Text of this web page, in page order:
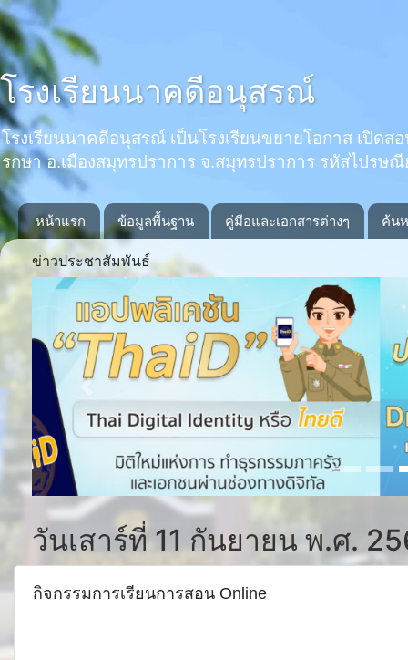
โรงเรียนนาคดีอนุสรณ์
โรงเรียนนาคดีอนุสรณ์ เป็นโรงเรียนขยายโอกาส เปิ
รกษา อ.เมืองสมุทรปราการ จ.สมุทรปราการ รหัสไปรษ
หน้าแรก ข้อมูลพื้นฐาน คู่มือและเอกสารต่างๆ ค้น
ข่าวประชาสัมพันธ์
วันเสาร์ที่ 11 กันยายน พ.ศ.
กิจกรรมการเรียนการสอน Online